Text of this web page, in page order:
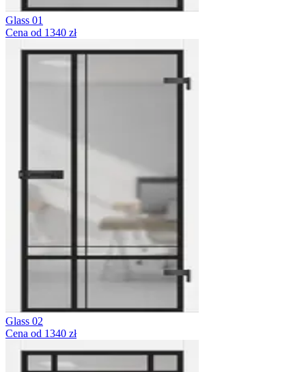
Glass 01
Cena od 1340 zł
Glass 02
Cena od 1340 zł